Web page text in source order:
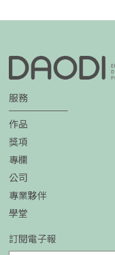
服務
作品
獎項
專欄
公司
專業夥伴
學堂
訂閱電子報